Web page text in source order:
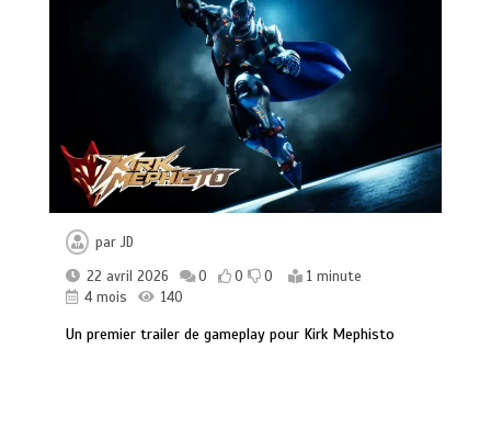
parJD
22 avril 2026
0 0 0
1 minute
4 mois
140
Un premier trailer de gameplay pour Kirk Mephisto